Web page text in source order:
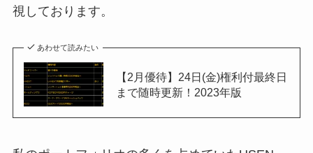
視しております。
あわせて読みたい
【2月優待】24日(金)権利付最終日
まで随時更新！2023年版